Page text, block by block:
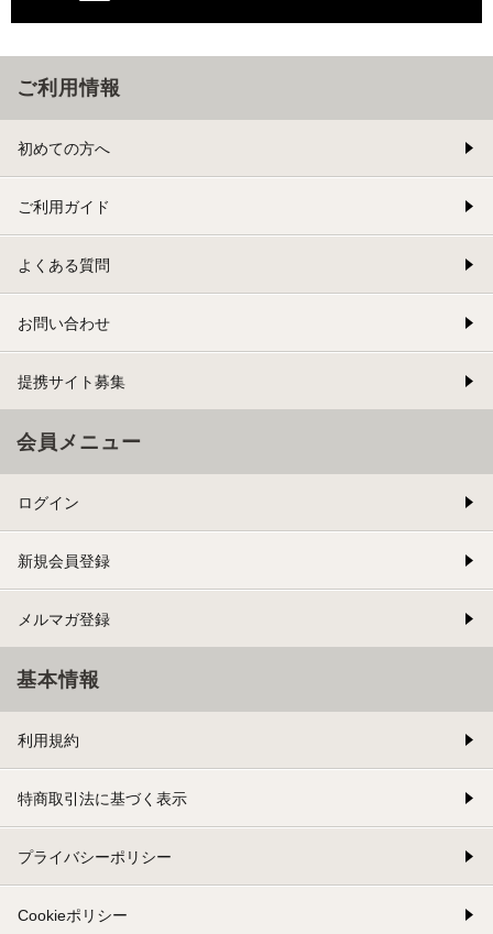
ご利用情報
初めての方へ
ご利用ガイド
よくある質問
お問い合わせ
提携サイト募集
会員メニュー
ログイン
新規会員登録
メルマガ登録
基本情報
利用規約
特商取引法に基づく表示
プライバシーポリシー
Cookieポリシー